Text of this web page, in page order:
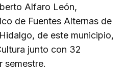
Alfaro León,
de Fuentes Alternas de
de este municipio,
junto con 32
semestre.